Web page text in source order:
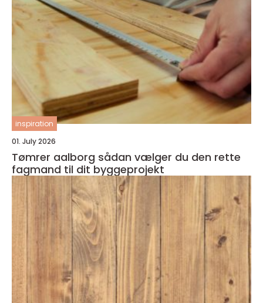
inspiration
01. July 2026
Tømrer aalborg sådan vælger du den rette
fagmand til dit byggeprojekt